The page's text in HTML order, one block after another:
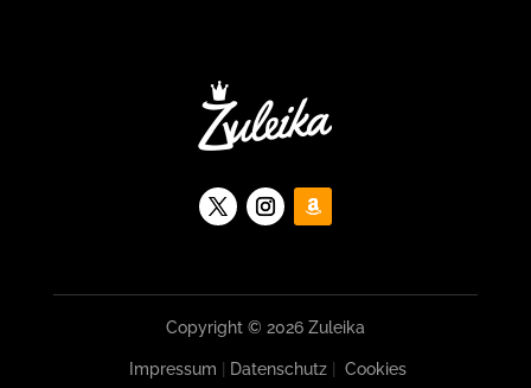
Copyright © 2026 Zuleika
Impressum | Datenschutz| Cookies